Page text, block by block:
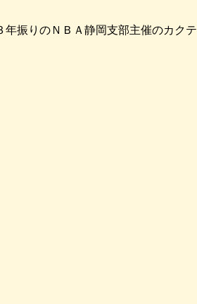
振りのＮＢＡ静岡支部主催のカクテ